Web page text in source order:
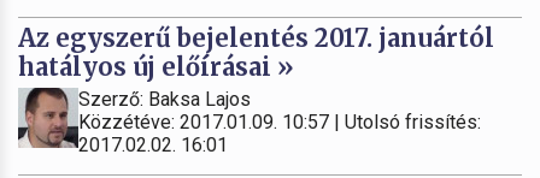
Az egyszerű bejelentés 2017. januártól
hatályos új előírásai »
Szerző: Baksa Lajos
Közzétéve: 2017.01.09. 10:57 | Utolsó frissítés:
2017.02.02. 16:01